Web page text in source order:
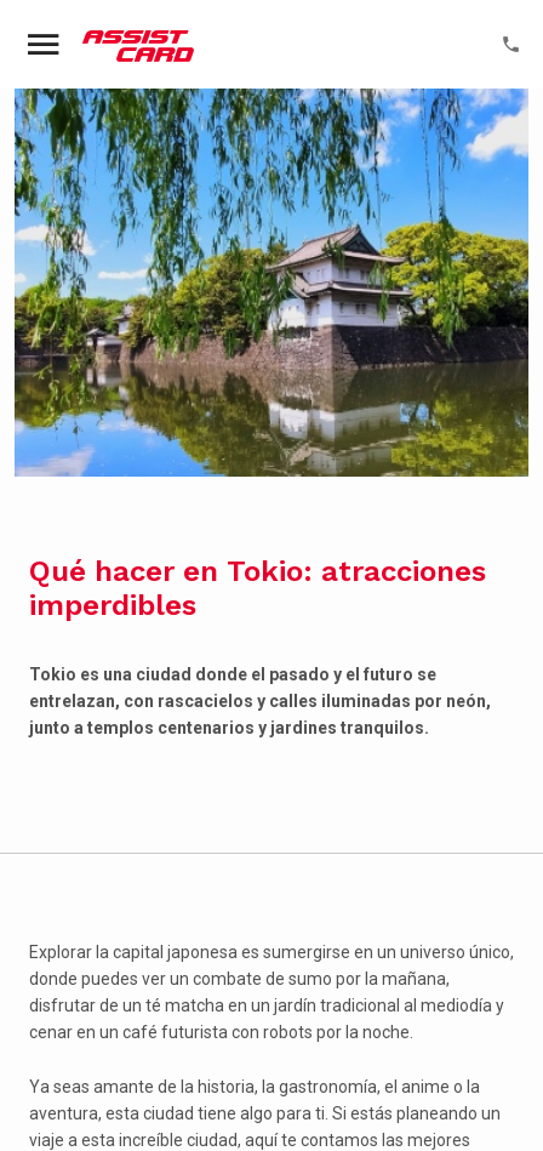
Qué hacer en Tokio: atracciones
imperdibles
Tokio es una ciudad donde el pasado y el futuro se
entrelazan, con rascacielos y calles iluminadas por neón,
junto a templos centenarios y jardines tranquilos.
Explorar la capital japonesa es sumergirse en un universo único,
donde puedes ver un combate de sumo por la mañana,
disfrutar de un té matcha en un jardín tradicional al mediodía y
cenar en un café futurista con robots por la noche.
Ya seas amante de la historia, la gastronomía, el anime o la
aventura, esta ciudad tiene algo para ti. Si estás planeando un
viaje a esta increíble ciudad, aquí te contamos las mejores